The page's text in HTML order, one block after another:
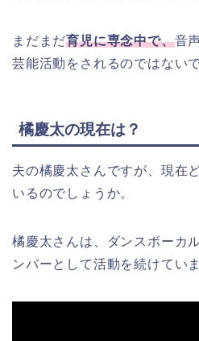
まだまだ育児に専念中で、音
芸能活動をされるのではない
橘慶太の現在は？
夫の橘慶太さんですが、現在
いるのでしょうか。
橘慶太さんは、ダンスボーカ
ンバーとして活動を続けていま